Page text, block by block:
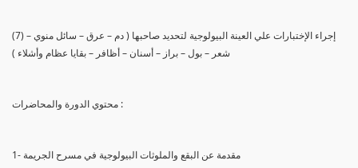
(7) إجراء الإختبارات علي العينة البيولوجية لتحديد صاحبها ( دم – عرق – سائل منوي –
شعر – بول – براز – أسنان – أظافر – بقايا عظام وأشلاء )
محتوي الدورة والمحاضرات :
1- مقدمة عن البقع والملوثات البيولوجية في مسرح الجريمة